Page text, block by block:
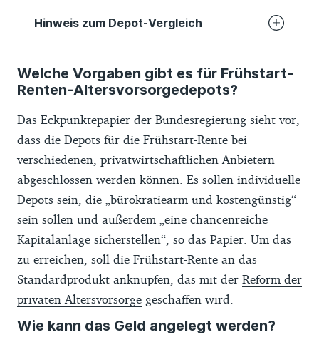
Hinweis zum Depot-Vergleich
Daten von Banken, die wir selbst über die
Websites der Anbieter, Preis- und
Leistungsverzeichnisse und Abfragen bei
den Anbietern gesammelt haben. Die Daten
werden von uns monatlich kontrolliert und
aktualisiert. Wir übernehmen keine Gewähr
und Haftung für die Richtigkeit und
Aktualität der hier bereitgestellten
Informationen.
Die Reihenfolge der Depots in der Tabelle
wird durch ein Scoring vorgegeben, Du
hast die Wahl zwischen der Bewertung von
Preis-Leistung, Kosten und Leistung. Beim
Welche Vorgaben gibt es für Frühstart-
Renten-Altersvorsorgedepots?
Das Eckpunktepapier der Bundesregierung sieht vor,
dass die Depots für die Frühstart-Rente bei
verschiedenen, privatwirtschaftlichen Anbietern
abgeschlossen werden können. Es sollen individuelle
Depots sein, die „bürokratiearm und kostengünstig“
sein sollen und außerdem „eine chancenreiche
Kapitalanlage sicherstellen“, so das Papier. Um das
zu erreichen, soll die Frühstart-Rente an das
Standardprodukt anknüpfen, das mit der Reform der
privaten Altersvorsorge geschaffen wird.
Wie kann das Geld angelegt werden?